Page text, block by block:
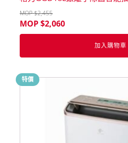
MOP $2,455
MOP $2,060
加入購物車
特價